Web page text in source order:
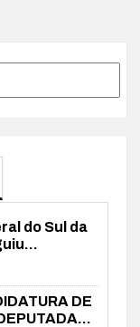
do Sul da
DE